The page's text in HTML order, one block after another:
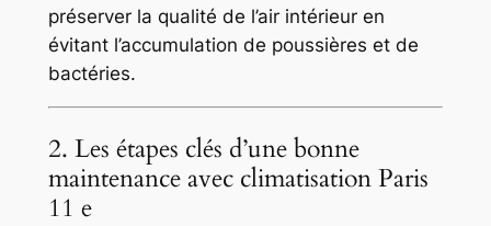
préserver la qualité de l’air intérieur en
évitant l’accumulation de poussières et de
bactéries.
2. Les étapes clés d’une bonne
maintenance avec climatisation Paris
11 e